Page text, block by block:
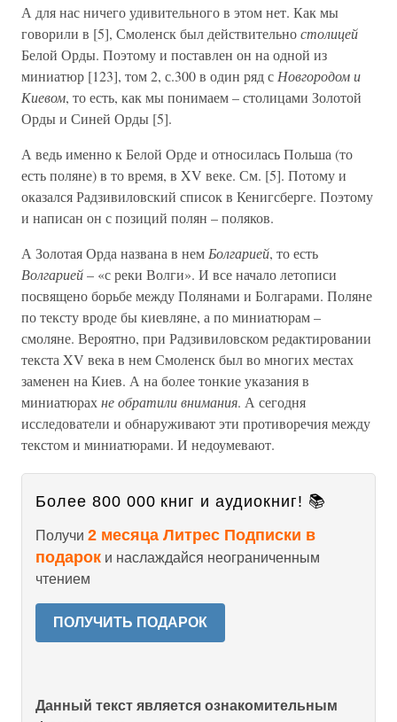
А для нас ничего удивительного в этом нет. Как мы
говорили в [5], Смоленск был действительностолицей
Белой Орды. Поэтому и поставлен он на одной из
миниатюр [123], том 2, с.300 в один ряд с Новгородом и
Киевом, то есть, как мы понимаем – столицами Золотой
Орды и Синей Орды [5].
А ведь именно к Белой Орде и относилась Польша (то
есть поляне) в то время, в XV веке. См. [5]. Потому и
оказался Радзивиловский список в Кенигсберге. Поэтому
и написан он с позиций полян – поляков.
А Золотая Орда названа в нем Болгарией, то есть
Волгарией– «с реки Волги». И все начало летописи
посвящено борьбе между Полянами и Болгарами. Поляне
по тексту вроде бы киевляне, а по миниатюрам –
смоляне. Вероятно, при Радзивиловском редактировании
текста XV века в нем Смоленск был во многих местах
заменен на Киев. А на более тонкие указания в
миниатюрахне обратили внимания. А сегодня
исследователи и обнаруживают эти противоречия между
текстом и миниатюрами. И недоумевают.
Более 800 000 книг и аудиокниг! 📚
Получи 2 месяца Литрес Подписки в
подарок и наслаждайся неограниченным
чтением
ПОЛУЧИТЬ ПОДАРОК
Данный текст является ознакомительным